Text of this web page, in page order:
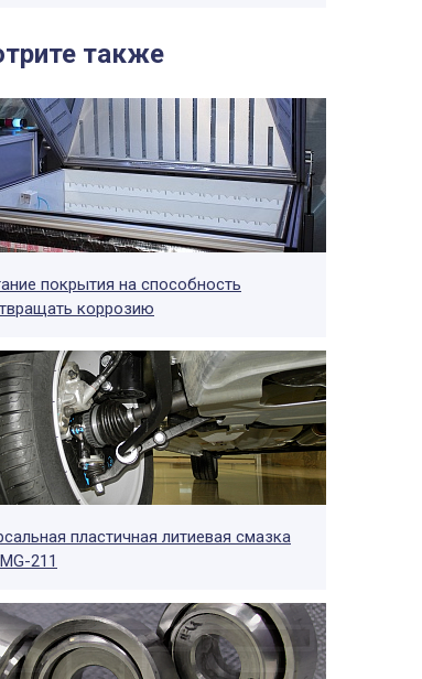
также
покрытия на способность
коррозию
пластичная литиевая смазка
211